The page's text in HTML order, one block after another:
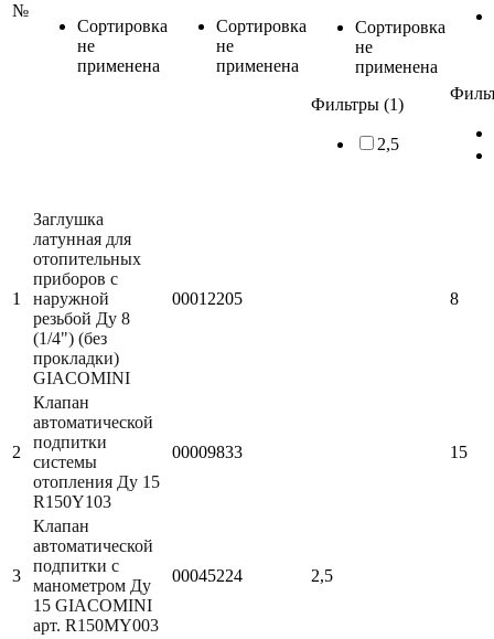
№
Сортировка
не
применена
Сортировка
не
применена
Сортировка
не
применена
Фильтры (1)
2,5
1
Заглушка
латунная для
отопительных
приборов с
наружной
резьбой Ду 8
(1/4") (без
прокладки)
GIACOMINI
00012205 8
2
Клапан
автоматической
подпитки
системы
отопления Ду 15
R150Y103
00009833 15
3
Клапан
автоматической
подпитки с
манометром Ду
15 GIACOMINI
арт. R150MY003
00045224 2,5